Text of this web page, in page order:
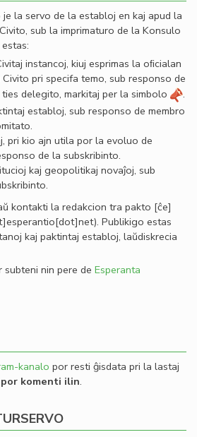
la servo de la establoj en kaj apud la
sub la imprimaturo de la Konsulo
instancoj, kiuj esprimas la oﬁcialan
pri specifa temo, sub responso de
delegito, markitaj per la simbolo
.
establoj, sub responso de membro
pri kio ajn utila por la evoluo de
de la subskribinto.
kaj geopolitikaj novaĵoj, sub
kontakti la redakcion tra pakto [ĉe]
. Publikigo estas
kaj paktintaj establoj, laŭdiskrecia
nin pere de Esperanta
kanalo por resti ĝisdata pri la lastaj
komenti ilin.